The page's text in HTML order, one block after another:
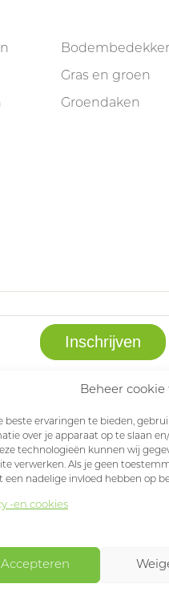
Beheer
beste ervaringen te bieden,
over je apparaat op te slaan
technologieën kunnen wij
verwerken. Als je geen
een nadelige invloed hebben op
-en cookies
Accepteren
Gras en groen
Groendaken